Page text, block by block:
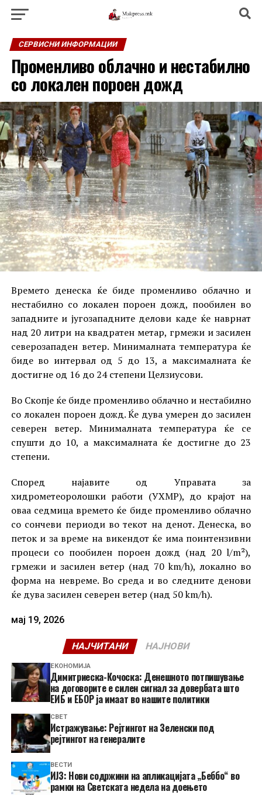
СЕРВИСНИ ИНФОРМАЦИИ
Променливо облачно и нестабилно
со локален пороен дожд
Времето денеска ќе биде променливо облачно и
нестабилно со локален пороен дожд, пообилен во
западните и југозападните делови каде ќе наврнат
над 20 литри на квадратен метар, грмежи и засилен
северозападен ветер. Минималната температура ќе
биде во интервал од 5 до 13, а максималната ќе
достигне од 16 до 24 степени Целзиусови.
Во Скопје ќе биде променливо облачно и нестабилно
со локален пороен дожд. Ќе дува умерен до засилен
северен ветер. Минималната температура ќе се
спушти до 10, а максималната ќе достигне до 23
степени.
Според најавите од Управата за
хидрометеоролошки работи (УХМР), до крајот на
оваа седмица времето ќе биде променливо облачно
со сончеви периоди во текот на денот. Денеска, во
петок и за време на викендот ќе има поинтензивни
процеси со пообилен пороен дожд (над 20 l/m²),
грмежи и засилен ветер (над 70 km/h), локално во
форма на невреме. Во среда и во следните денови
ќе дува засилен северен ветер (над 50 km/h).
мај 19, 2026
НАЈЧИТАНИ НАЈНОВИ
ЕКОНОМИЈА
Димитриеска-Кочоска: Денешното потпишување
на договорите е силен сигнал за довербата што
ЕИБ и ЕБОР ја имаат во нашите политики
СВЕТ
Истражување: Рејтингот на Зеленски под
рејтингот на генералите
ВЕСТИ
ИЈЗ: Нови содржини на апликацијата „Беббо“ во
рамки на Светската недела на доењето